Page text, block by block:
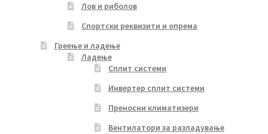
Лов и риболов
Спортски реквизити и опрема
Греење и ладење
Ладење
Сплит системи
Инвертер сплит системи
Преносни климатизери
Вентилатори за разладување